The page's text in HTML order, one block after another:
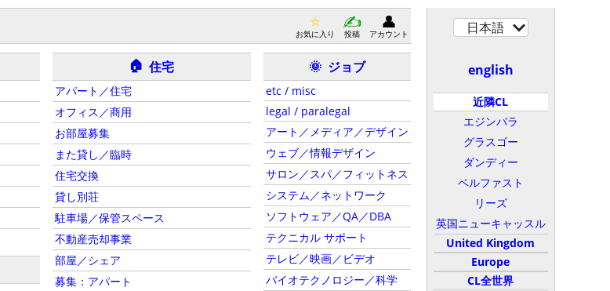
お気に入り 投稿 アカウント
🏠 住宅
アパート／住宅
オフィス／商用
お部屋募集
また貸し／臨時
住宅交換
貸し別荘
駐車場／保管スペース
不動産売却事業
部屋／シェア
募集：アパート
🌞 ジョブ
etc / misc
legal / paralegal
アート／メディア／デザイン
ウェブ／情報デザイン
サロン／スパ／フィットネス
システム／ネットワーク
ソフトウェア／QA／DBA
テクニカル サポート
テレビ／映画／ビデオ
バイオテクノロジー／科学
日本語
english
近隣CL
エジンバラ
グラスゴー
ダンディー
ベルファスト
リーズ
英国ニューキャッスル
United Kingdom
Europe
CL全世界